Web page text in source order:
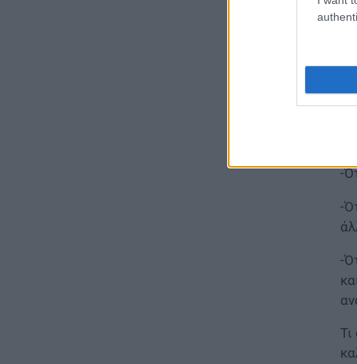
Προκήρυξη ΑΣΕΠ για μόνιμες
-
-
-